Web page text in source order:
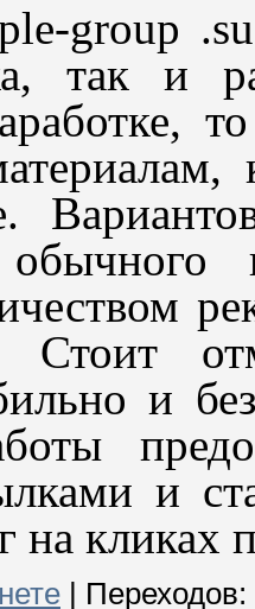
group
так и
Стоит
и
и
на
| Переходов: